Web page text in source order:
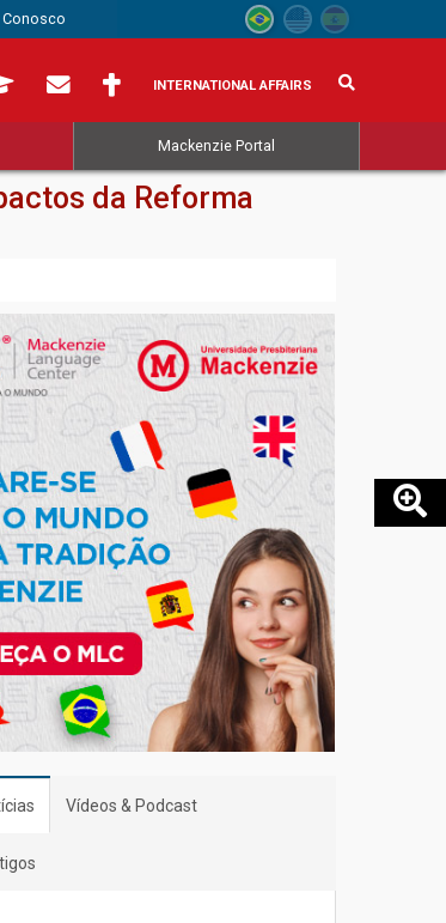
Conosco
INTERNATIONAL AFFAIRS
Mackenzie Portal
da Reforma
Vídeos & Podcast